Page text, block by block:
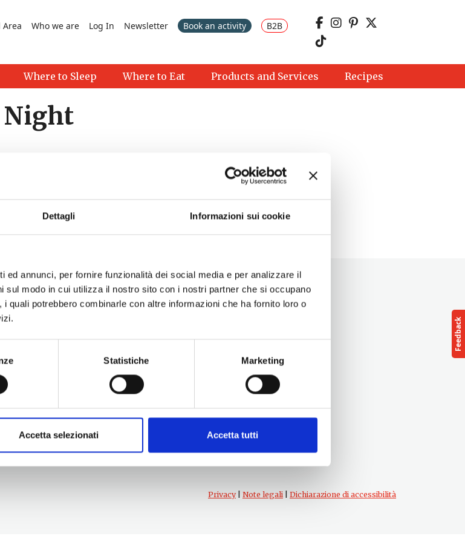
Dettagli Informazioni sui cookie
ed annunci, per fornire funzionalità dei social media e per analizzare il
sul modo in cui utilizza il nostro sito con i nostri partner che si occupano
quali potrebbero combinarle con altre informazioni che ha fornito loro o
Statistiche Marketing
Accetta selezionati Accetta tutti
Area Who we are Log In Newsletter Book an activity B2B
Where to Sleep Where to Eat Products and Services Recipes
Night
Service
Tourism and
Experiences
Territory
Events
Who we are
Press & media
Follow us
Privacy| Note legali Dichiarazione di accessibilità